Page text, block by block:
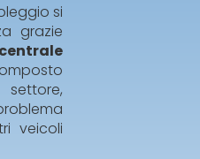
si
grazie
centrale
veicoli